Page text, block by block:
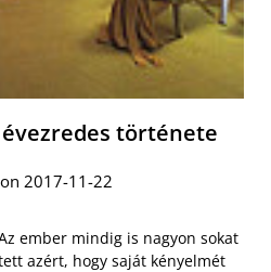
története
2017-11-22
ember mindig is nagyon sokat
azért, hogy saját kényelmét